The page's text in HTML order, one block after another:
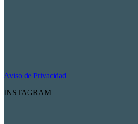
Aviso de Privacidad
INSTAGRAM